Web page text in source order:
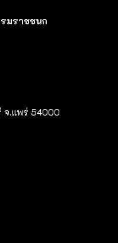
มราชชนก
จ.แพร่ 54000